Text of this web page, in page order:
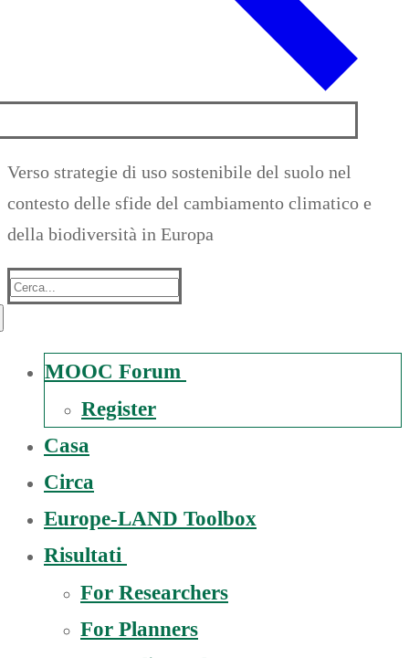
Verso strategie di uso sostenibile del suolo nel
contesto delle sfide del cambiamento climatico e
della biodiversità in Europa
Suche
MOOC Forum
Register
Casa
Circa
Europe-LAND Toolbox
Risultati
For Researchers
For Planners